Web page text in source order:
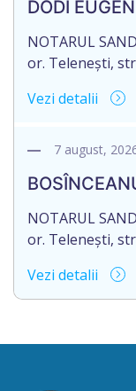
de 16.05.2027
acceptarea […]
DODI
NOTARUL
or. Telenești,
succesorale în
/doisprezece
șase/.
[…]
Vezi detalii
7 august,
NOTARUL
or. Telenești,
succesorale în
ION, născut/ă
/cincisprezece
Vezi detalii